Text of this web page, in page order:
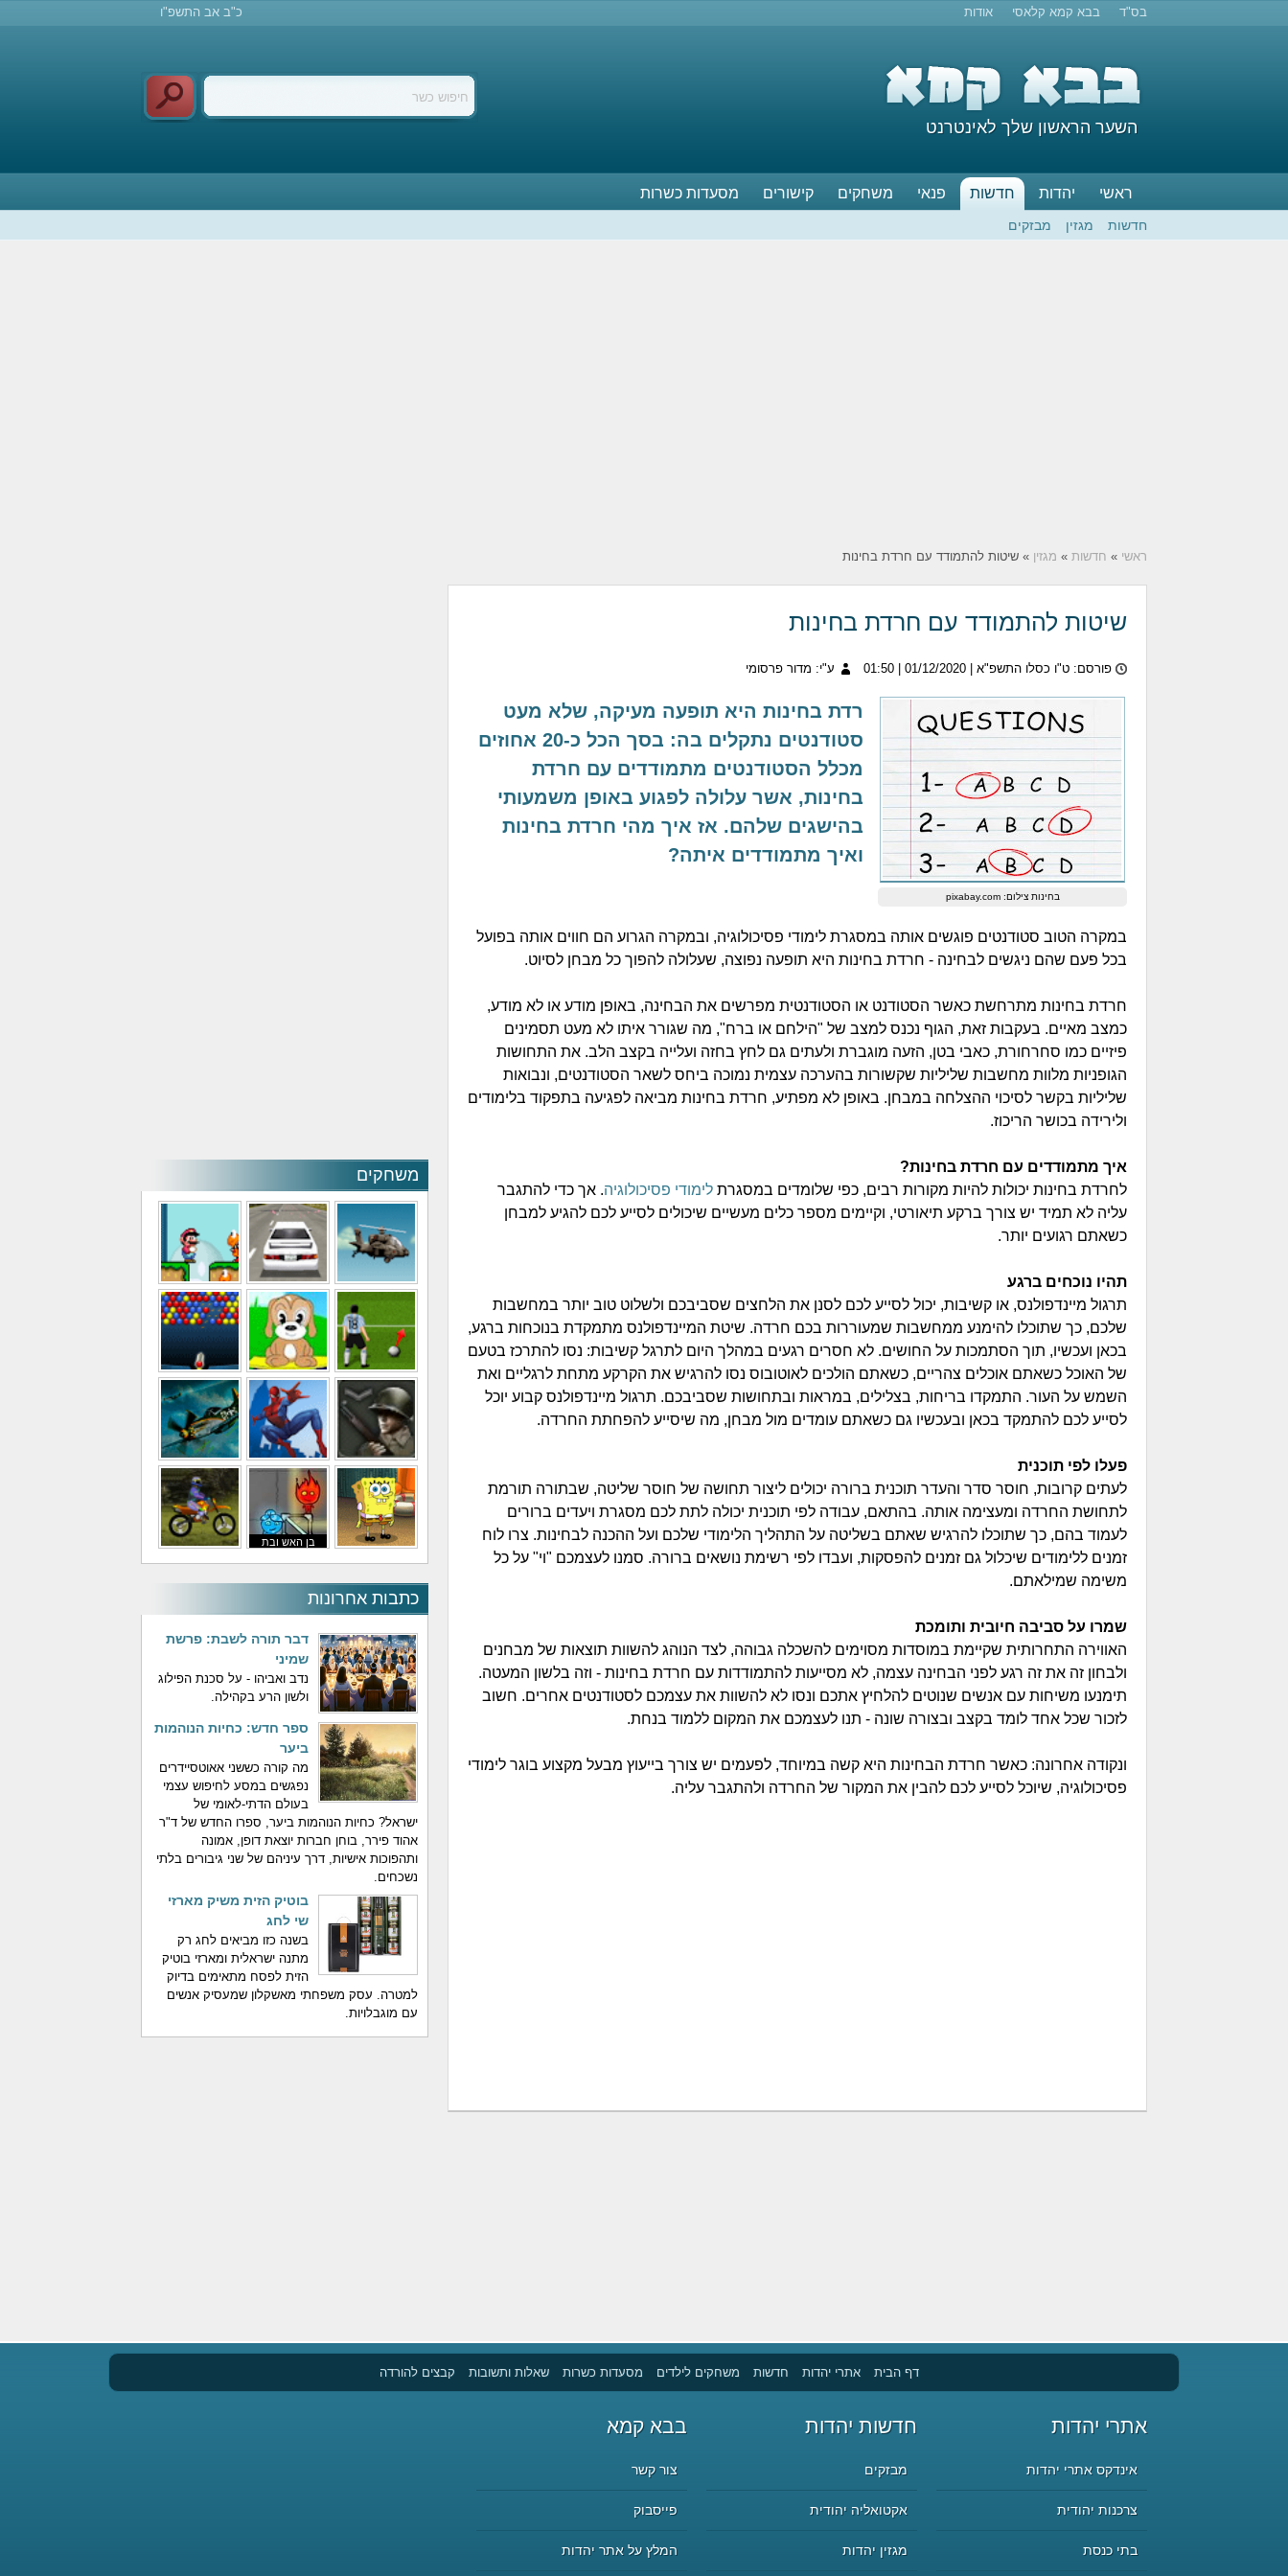
בס"ד בבא קמא קלאסי אודות כ"ב אב התשפ"ו
השער הראשון שלך לאינטרנט
ראשי יהדות חדשות פנאי משחקים קישורים מסעדות כשרות
חדשות מגזין מבזקים
ראשי » חדשות » מגזין » שיטות להתמודד עם חרדת בחינות
משחקים
משחקי מסוקים משחקי מכוניות משחקי סופר מריו
משחקי כדורגל משחקי לילדים משחקי באבלס
משחקי מלחמה משחקי גיבורים משחקי טיסה
בן האש ובת
כתבות אחרונות
דבר תורה לשבת: פרשת
שמיני
נדב ואביהו - על סכנת הפילוג
ולשון הרע בקהילה.
ספר חדש: כחיות הנוהמות
ביער
מה קורה כששני אאוטסיידרים
נפגשים במסע לחיפוש עצמי
בעולם הדתי-לאומי של
ישראל? כחיות הנוהמות ביער, ספרו החדש של ד"ר
אהוד פירר, בוחן חברות יוצאת דופן, אמונה
ותהפוכות אישיות, דרך עיניהם של שני גיבורים בלתי
נשכחים.
בוטיק הזית משיק מארזי
שי לחג
בשנה כזו מביאים לחג רק
מתנה ישראלית ומארזי בוטיק
הזית לפסח מתאימים בדיוק
למטרה. עסק משפחתי מאשקלון שמעסיק אנשים
עם מוגבלויות.
שיטות להתמודד עם חרדת בחינות
פורסם: ט"ו כסלו התשפ"א | 01/12/2020 ע"י: מדור פרסומי
בחינות צילום: pixabay.com
רדת בחינות היא תופעה מעיקה, שלא מעט
סטודנטים נתקלים בה: בסך הכל כ-20 אחוזים
מכלל הסטודנטים מתמודדים עם חרדת
בחינות, אשר עלולה לפגוע באופן משמעותי
בהישגים שלהם. אז איך מהי חרדת בחינות
ואיך מתמודדים איתה?
במקרה הטוב סטודנטים פוגשים אותה במסגרת לימודי פסיכולוגיה, ובמקרה הגרוע הם חווים אותה בפועל
בכל פעם שהם ניגשים לבחינה - חרדת בחינות היא תופעה נפוצה, שעלולה להפוך כל מבחן לסיוט.
חרדת בחינות מתרחשת כאשר הסטודנט או הסטודנטית מפרשים את הבחינה, באופן מודע או לא מודע,
כמצב מאיים. בעקבות זאת, הגוף נכנס למצב של "הילחם או ברח", מה שגורר איתו לא מעט תסמינים
פיזיים כמו סחרחורת, כאבי בטן, הזעה מוגברת ולעתים גם לחץ בחזה ועלייה בקצב הלב. את התחושות
הגופניות מלוות מחשבות שליליות שקשורות בהערכה עצמית נמוכה ביחס לשאר הסטודנטים, ונבואות
שליליות בקשר לסיכוי ההצלחה במבחן. באופן לא מפתיע, חרדת בחינות מביאה לפגיעה בתפקוד בלימודים
ולירידה בכושר הריכוז.
איך מתמודדים עם חרדת בחינות?
לחרדת בחינות יכולות להיות מקורות רבים, כפי שלומדים במסגרת לימודי פסיכולוגיה. אך כדי להתגבר
עליה לא תמיד יש צורך ברקע תיאורטי, וקיימים מספר כלים מעשיים שיכולים לסייע לכם להגיע למבחן
כשאתם רגועים יותר.
תהיו נוכחים ברגע
תרגול מיינדפולנס, או קשיבות, יכול לסייע לכם לסנן את הלחצים שסביבכם ולשלוט טוב יותר במחשבות
שלכם, כך שתוכלו להימנע ממחשבות שמעוררות בכם חרדה. שיטת המיינדפולנס מתמקדת בנוכחות ברגע,
בכאן ועכשיו, תוך הסתמכות על החושים. לא חסרים רגעים במהלך היום לתרגל קשיבות: נסו להתרכז בטעם
של האוכל כשאתם אוכלים צהריים, כשאתם הולכים לאוטובוס נסו להרגיש את הקרקע מתחת לרגליים ואת
השמש על העור. התמקדו בריחות, בצלילים, במראות ובתחושות שסביבכם. תרגול מיינדפולנס קבוע יוכל
לסייע לכם להתמקד בכאן ובעכשיו גם כשאתם עומדים מול מבחן, מה שיסייע להפחתת החרדה.
פעלו לפי תוכנית
לעתים קרובות, חוסר סדר והעדר תוכנית ברורה יכולים ליצור תחושה של חוסר שליטה, שבתורה תורמת
לתחושת החרדה ומעצימה אותה. בהתאם, עבודה לפי תוכנית יכולה לתת לכם מסגרת ויעדים ברורים
לעמוד בהם, כך שתוכלו להרגיש שאתם בשליטה על התהליך הלימודי שלכם ועל ההכנה לבחינות. צרו לוח
זמנים ללימודים שיכלול גם זמנים להפסקות, ועבדו לפי רשימת נושאים ברורה. סמנו לעצמכם "וי" על כל
משימה שמילאתם.
שמרו על סביבה חיובית ותומכת
האווירה התחרותית שקיימת במוסדות מסוימים להשכלה גבוהה, לצד הנוהג להשוות תוצאות של מבחנים
ולבחון זה את זה רגע לפני הבחינה עצמה, לא מסייעות להתמודדות עם חרדת בחינות - וזה בלשון המעטה.
תימנעו משיחות עם אנשים שנוטים להלחיץ אתכם ונסו לא להשוות את עצמכם לסטודנטים אחרים. חשוב
לזכור שכל אחד לומד בקצב ובצורה שונה - תנו לעצמכם את המקום ללמוד בנחת.
ונקודה אחרונה: כאשר חרדת הבחינות היא קשה במיוחד, לפעמים יש צורך בייעוץ מבעל מקצוע בוגר לימודי
פסיכולוגיה, שיוכל לסייע לכם להבין את המקור של החרדה ולהתגבר עליה.
דף הבית אתרי יהדות חדשות משחקים לילדים מסעדות כשרות שאלות ותשובות קבצים להורדה
אתרי יהדות
אינדקס אתרי יהדות
צרכנות יהודית
בתי כנסת
חדשות יהדות
מבזקים
אקטואליה יהודית
מגזין יהדות
בבא קמא
צור קשר
פייסבוק
המלץ על אתר יהדות